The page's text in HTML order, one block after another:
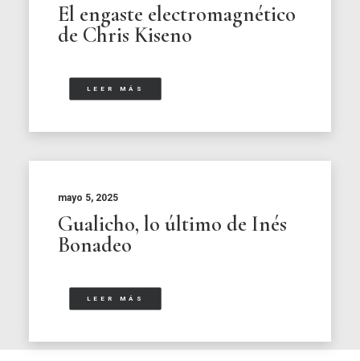
El engaste electromagnético
de Chris Kiseno
LEER MÁS
mayo 5, 2025
Gualicho, lo último de Inés
Bonadeo
LEER MÁS